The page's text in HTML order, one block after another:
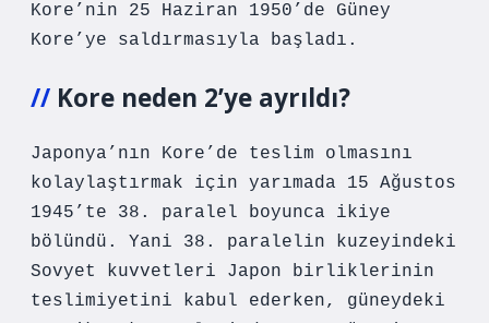
Kore’nin 25 Haziran 1950’de Güney
Kore’ye saldırmasıyla başladı.
Kore neden 2’ye ayrıldı?
Japonya’nın Kore’de teslim olmasını
kolaylaştırmak için yarımada 15 Ağustos
1945’te 38. paralel boyunca ikiye
bölündü. Yani 38. paralelin kuzeyindeki
Sovyet kuvvetleri Japon birliklerinin
teslimiyetini kabul ederken, güneydeki